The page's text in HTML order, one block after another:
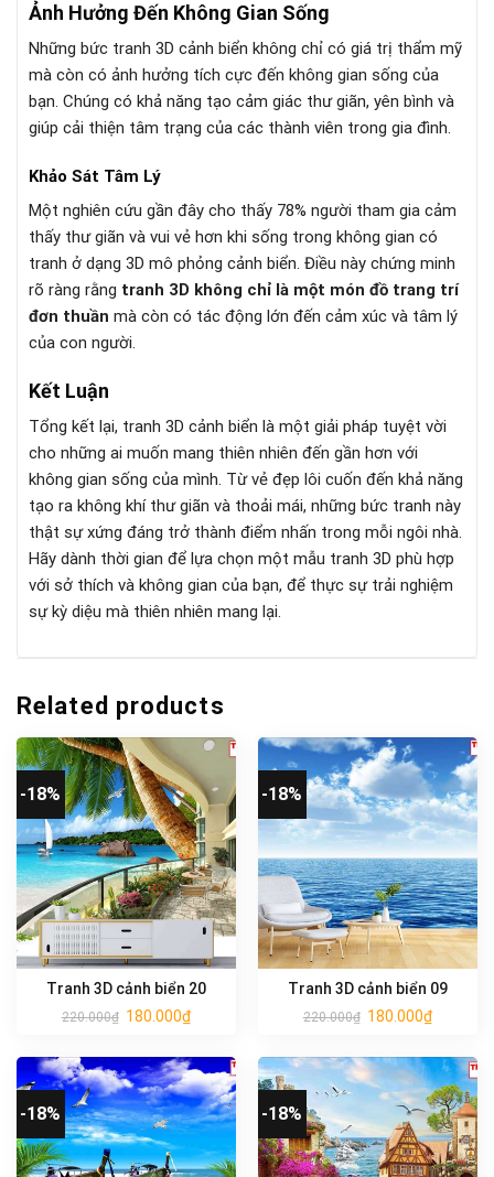
Ảnh Hưởng Đến Không Gian Sống
Những bức tranh 3D cảnh biển không chỉ có giá trị thẩm mỹ
mà còn có ảnh hưởng tích cực đến không gian sống của
bạn. Chúng có khả năng tạo cảm giác thư giãn, yên bình và
giúp cải thiện tâm trạng của các thành viên trong gia đình.
Khảo Sát Tâm Lý
Một nghiên cứu gần đây cho thấy 78% người tham gia cảm
thấy thư giãn và vui vẻ hơn khi sống trong không gian có
tranh ở dạng 3D mô phỏng cảnh biển. Điều này chứng minh
rõ ràng rằng tranh 3D không chỉ là một món đồ trang trí
đơn thuần mà còn có tác động lớn đến cảm xúc và tâm lý
của con người.
Kết Luận
Tổng kết lại, tranh 3D cảnh biển là một giải pháp tuyệt vời
cho những ai muốn mang thiên nhiên đến gần hơn với
không gian sống của mình. Từ vẻ đẹp lôi cuốn đến khả năng
tạo ra không khí thư giãn và thoải mái, những bức tranh này
thật sự xứng đáng trở thành điểm nhấn trong mỗi ngôi nhà.
Hãy dành thời gian để lựa chọn một mẫu tranh 3D phù hợp
với sở thích và không gian của bạn, để thực sự trải nghiệm
sự kỳ diệu mà thiên nhiên mang lại.
Related products
-18%
Tranh 3D cảnh biển 20
220.000₫ 180.000₫
-18%
Tranh 3D cảnh biển 09
220.000₫ 180.000₫
-18% -18%